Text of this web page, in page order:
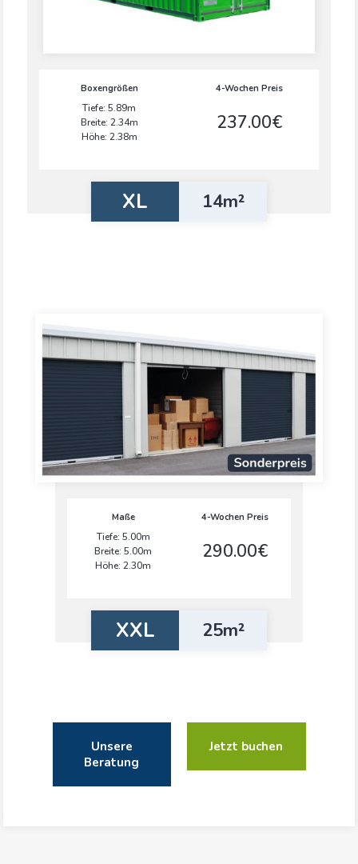
Boxengrößen
Tiefe: 5.89m
Breite: 2.34m
Höhe: 2.38m
4-Wochen Preis
237.00€
XL 14m²
Maße
Tiefe: 5.00m
Breite: 5.00m
Höhe: 2.30m
4-Wochen Preis
290.00€
XXL 25m²
Unsere
Beratung
Jetzt buchen